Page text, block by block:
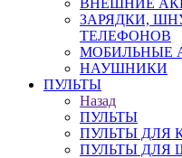
ВНЕШНИЕ
ЗАРЯДКИ,
ТЕЛЕФОНОВ
МОБИЛЬНЫЕ
НАУШНИКИ
ПУЛЬТЫ
Назад
ПУЛЬТЫ
ПУЛЬТЫ ДЛЯ
ПУЛЬТЫ ДЛЯ